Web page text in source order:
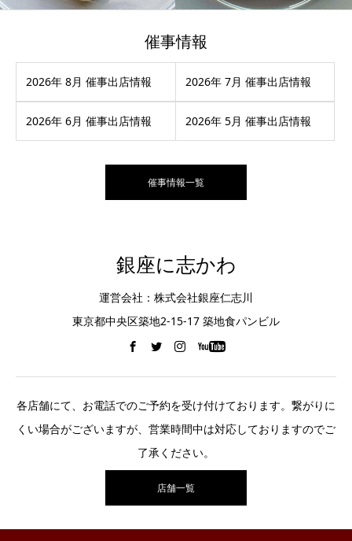
催事情報
2026年 8月 催事出店情報 2026年 7月 催事出店情報
2026年 6月 催事出店情報 2026年 5月 催事出店情報
催事情報一覧
銀座に志かわ
運営会社：株式会社銀座仁志川
東京都中央区築地2-15-17 築地食パンビル
各店舗にて、お電話でのご予約を受け付けております。繋がりに
くい場合がございますが、営業時間中は対応しておりますのでご
了承ください。
店舗一覧